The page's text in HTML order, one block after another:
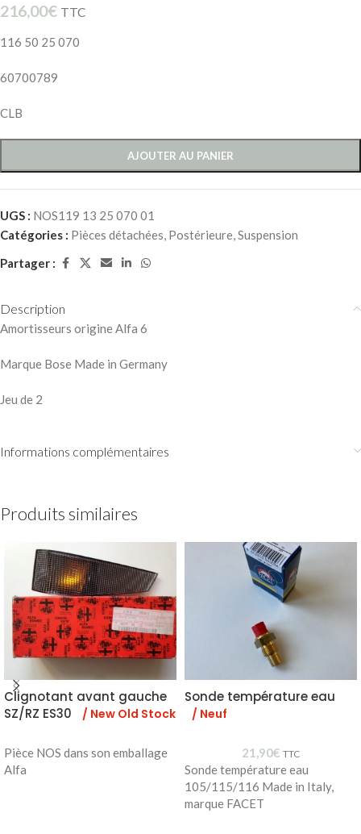
216,00€ TTC
116 50 25 070
60700789
CLB
AJOUTER AU PANIER
UGS : NOS119 13 25 070 01
Catégories : Pièces détachées, Postérieure,Suspension
Partager :
Description
Amortisseurs origine Alfa 6
Marque Bose Made in Germany
Jeu de 2
Informations complémentaires
Produits similaires
Clignotant avant gauche
SZ/RZ ES30
/ New Old Stock
Pièce NOS dans son emballage
Alfa
Sonde température eau
/ Neuf
21,90€ TTC
Sonde température eau
105/115/116 Made in Italy,
marque FACET